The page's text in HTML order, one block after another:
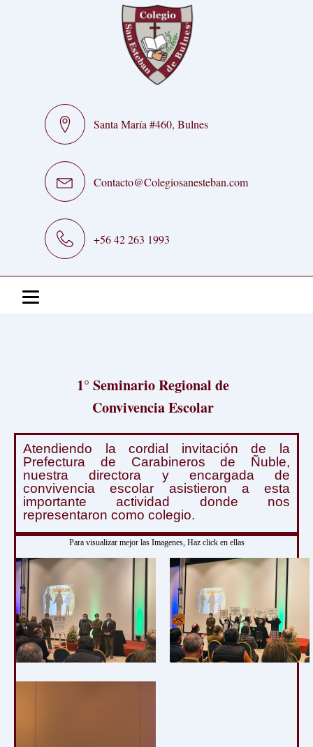
Santa María #460, Bulnes
Contacto@Colegiosanesteban.com
+56 42 263 1993
1° Seminario Regional de
Convivencia Escolar
Atendiendo la cordial invitación de la
Prefectura de Carabineros de Ñuble,
nuestra directora y encargada de
convivencia escolar asistieron a esta
importante actividad donde nos
representaron como colegio.
Para visualizar mejor las Imagenes, Haz click en ellas